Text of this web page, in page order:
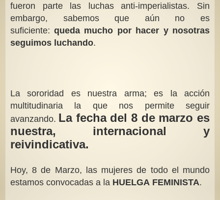
fueron parte las luchas anti-imperialistas. Sin
embargo, sabemos que aún no es
suficiente: queda mucho por hacer y nosotras
seguimos luchando.
La sororidad es nuestra arma; es la acción
multitudinaria la que nos permite seguir
avanzando. La fecha del 8 de marzo es
nuestra, internacional y
reivindicativa.
Hoy, 8 de Marzo, las mujeres de todo el mundo
estamos convocadas a la HUELGA FEMINISTA.